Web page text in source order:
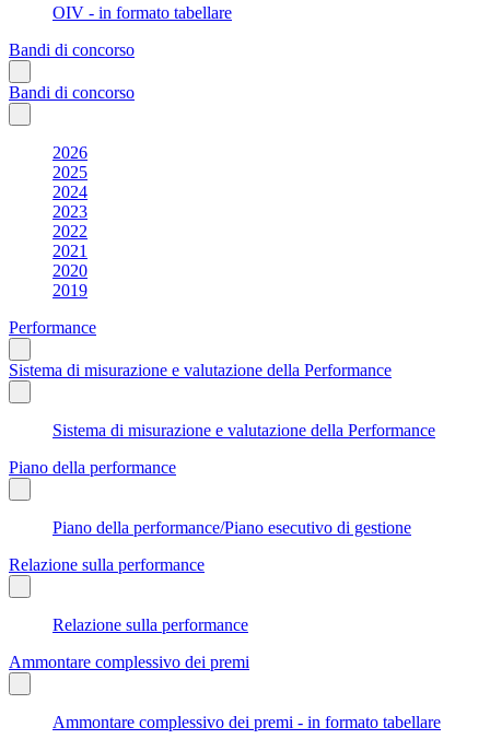
OIV - in formato tabellare
Bandi di concorso
Bandi di concorso
2026
2025
2024
2023
2022
2021
2020
2019
Performance
Sistema di misurazione e valutazione della Performance
Sistema di misurazione e valutazione della Performance
Piano della performance
Piano della performance/Piano esecutivo di gestione
Relazione sulla performance
Relazione sulla performance
Ammontare complessivo dei premi
Ammontare complessivo dei premi - in formato tabellare